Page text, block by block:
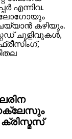
എന്നിവ.
ലോഗോയും
കഴിയും.
ചുളിവുകൾ,